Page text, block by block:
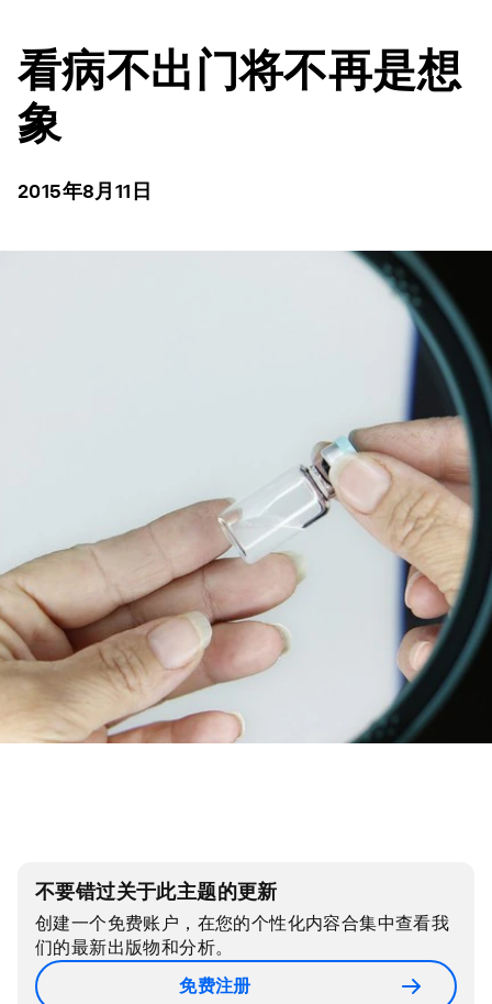
看病不出门将不再是想
象
2015年8月11日
不要错过关于此主题的更新
创建一个免费账户，在您的个性化内容合集中查看我
们的最新出版物和分析。
免费注册